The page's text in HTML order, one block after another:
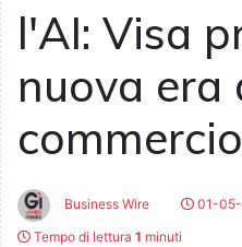
l'AI: Visa
nuova era
commercio
Business Wire
01-
Tempo di lettura 1 minuti